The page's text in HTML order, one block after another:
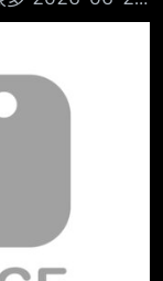
即時報導 陸委
委陳 瑩今邀
梨釋迦冰棒，
確 來說是吃
意，承諾買
則吐 槽「說吃
少去一次酒店
梁文傑一同